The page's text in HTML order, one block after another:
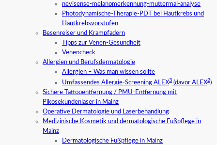
nevisense-melanomerkennung-muttermal-analyse
Photodynamische-Therapie-PDT bei Hautkrebs und
Hautkrebsvorstufen
Besenreiser und Krampfadern
Tipps zur Venen-Gesundheit
Venencheck
Allergien und Berufsdermatologie
Allergien – Was man wissen sollte
Umfassendes Allergie-Screening ALEX3 (davor ALEX2)
Sichere Tattooentfernung / PMU-Entfernung mit
Pikosekundenlaser in Mainz
Operative Dermatologie und Laserbehandlung
Medizinische Kosmetik und dermatologische Fußpflege in
Mainz
Dermatologische Fußpflege in Mainz